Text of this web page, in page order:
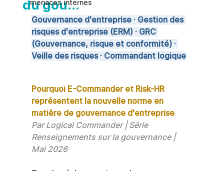
menaces internes
du gou...
Gouvernance d'entreprise · Gestion des
risques d'entreprise (ERM) · GRC
(Gouvernance, risque et conformité) ·
Veille des risques · Commandant logique
Pourquoi E-Commander et Risk-HR
représentent la nouvelle norme en
matière de gouvernance d'entreprise
Par Logical Commander | Série
Renseignements sur la gouvernance |
Mai 2026